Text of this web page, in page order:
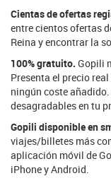
Cientas de ofertas
entre cientos ofertas
Reina y encontrar la
100% gratuito. Gopili
Presenta el precio
ningún coste
desagradables en tu
Gopili disponible en
viajes/billetes más
aplicación móvil de
iPhone y Android.